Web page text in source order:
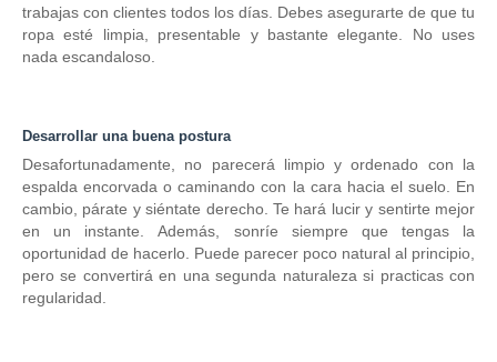
trabajas con clientes todos los días. Debes asegurarte de que tu
ropa esté limpia, presentable y bastante elegante. No uses
nada escandaloso.
Desarrollar una buena postura
Desafortunadamente, no parecerá limpio y ordenado con la
espalda encorvada o caminando con la cara hacia el suelo. En
cambio, párate y siéntate derecho. Te hará lucir y sentirte mejor
en un instante.Además, sonríe siempre que tengas la
oportunidad de hacerlo. Puede parecer poco natural al principio,
pero se convertirá en una segunda naturaleza si practicas con
regularidad.